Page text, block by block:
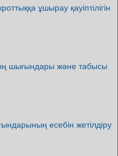
ұшырау қауіптілігін
шығындары және табысы
есебін жетілдіру